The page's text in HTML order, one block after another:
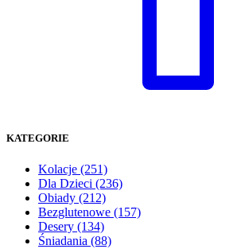
KATEGORIE
Kolacje (251)
Dla Dzieci (236)
Obiady (212)
Bezglutenowe (157)
Desery (134)
Śniadania (88)